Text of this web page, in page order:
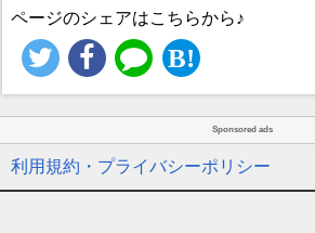
ページのシェアはこちらから♪
Sponsored ads
利用規約・プライバシーポリシー